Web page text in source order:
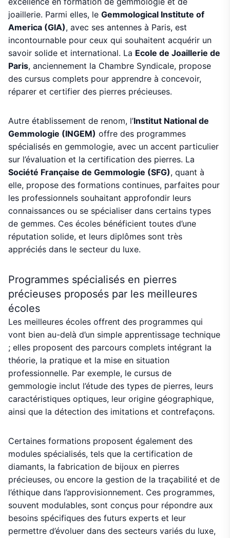
joaillerie. Parmi elles, le Gemmological Institute of
America (GIA), avec ses antennes à Paris, est
incontournable pour ceux qui souhaitent acquérir un
savoir solide et international. La Ecole de Joaillerie de
Paris, anciennement la Chambre Syndicale, propose
des cursus complets pour apprendre à concevoir,
réparer et certifier des pierres précieuses.
Autre établissement de renom, l’Institut National de
Gemmologie (INGEM) offre des programmes
spécialisés en gemmologie, avec un accent particulier
sur l’évaluation et la certification des pierres. La
Société Française de Gemmologie (SFG), quant à
elle, propose des formations continues, parfaites pour
les professionnels souhaitant approfondir leurs
connaissances ou se spécialiser dans certains types
de gemmes. Ces écoles bénéficient toutes d’une
réputation solide, et leurs diplômes sont très
appréciés dans le secteur du luxe.
Programmes spécialisés en pierres
précieuses proposés par les meilleures
écoles
Les meilleures écoles offrent des programmes qui
vont bien au-delà d’un simple apprentissage technique
; elles proposent des parcours complets intégrant la
théorie, la pratique et la mise en situation
professionnelle. Par exemple, le cursus de
gemmologie inclut l’étude des types de pierres, leurs
caractéristiques optiques, leur origine géographique,
ainsi que la détection des imitations et contrefaçons.
Certaines formations proposent également des
modules spécialisés, tels que la certification de
diamants, la fabrication de bijoux en pierres
précieuses, ou encore la gestion de la traçabilité et de
l’éthique dans l’approvisionnement. Ces programmes,
souvent modulables, sont conçus pour répondre aux
besoins spécifiques des futurs experts et leur
permettre d’évoluer dans des secteurs variés du luxe,